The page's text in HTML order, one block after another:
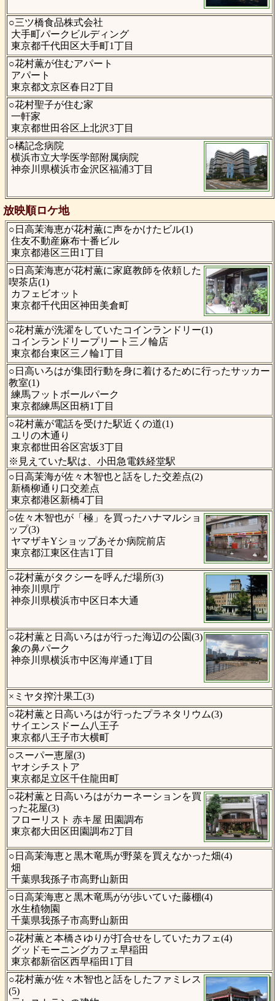
○三ツ橋食品株式会社
大手町パークビルディング
東京都千代田区大手町1丁目
○花村薫が住むアパート
アパート
東京都文京区春日2丁目
○花村聖子が住む家
一軒家
東京都世田谷区上北沢3丁目
○橘記念病院
横浜市立大学医学部附属病院
神奈川県横浜市金沢区福浦3丁目
放映順ロケ地
○日高茉海恵が花村薫に声をかけたビル(1)
住友不動産麻布十番ビル
東京都港区三田1丁目
○日高茉海恵が花村薫に家庭教師を依頼した
喫茶店(1)
カフェビオット
東京都千代田区神田美倉町
○花村薫が洗濯をしていたコインランドリー(1)
コインランドリープリート三ノ輪店
東京都台東区三ノ輪1丁目
○日高いろはが集団行動を身に着けるために行ったサッカー
教室(1)
練馬フットボールパーク
東京都練馬区田柄1丁目
○花村薫が電話を受けた駅近くの道(1)
ユリの木通り
東京都世田谷区宮坂3丁目
※見えていた駅は、小田急電鉄経堂駅
○日高茉海が佐々木智也と話をした交差点(2)
新橋柳通り口交差点
東京都港区新橋4丁目
○佐々木智也が「極」を買ったハナマルショ
ップ(3)
ヤマザキYショップあそか病院前店
東京都江東区住吉1丁目
○花村薫がタクシーを呼んだ場所(3)
神奈川県庁
神奈川県横浜市中区日本大通
○花村薫と日高いろはが行った海辺の公園(3)
象の鼻パーク
神奈川県横浜市中区海岸通1丁目
×ミヤタ搾汁果工(3)
○花村薫と日高いろはが行ったプラネタリウム(3)
サイエンスドーム八王子
東京都八王子市大横町
○スーパー恵屋(3)
ヤオシチストア
東京都足立区千住龍田町
○花村薫と日高いろはがカーネーションを買
った花屋(3)
フローリスト 赤キ屋 田園調布
東京都大田区田園調布2丁目
○日高茉海恵と黒木竜馬が野菜を買えなかった畑(4)
畑
千葉県我孫子市高野山新田
○日高茉海恵と黒木竜馬がが歩いていた藤棚(4)
水生植物園
千葉県我孫子市高野山新田
○花村薫と本橋さゆりが打合せをしていたカフェ(4)
グッドモーニングカフェ早稲田
東京都新宿区西早稲田1丁目
○花村薫が佐々木智也と話をしたファミレス
(5)